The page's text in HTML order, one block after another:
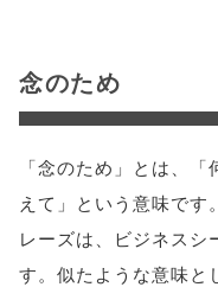
念のため
「念のため」とは、
えて」という意味です
レーズは、ビジネスシ
す。似たような意味と